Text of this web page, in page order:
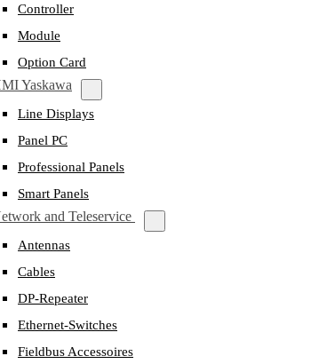
Controller
Module
Option Card
Yaskawa
Line Displays
Panel PC
Professional Panels
Smart Panels
and Teleservice
Antennas
Cables
DP-Repeater
Ethernet-Switches
Fieldbus Accessoires